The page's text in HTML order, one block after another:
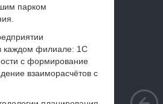
парком
каждом филиале: 1С
с формирование
взаиморасчётов с